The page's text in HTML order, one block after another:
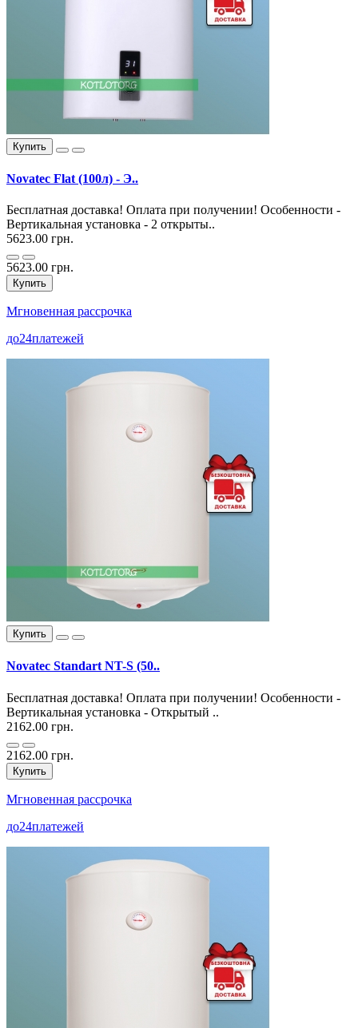
Купить
Novatec Flat (100л) - Э..
Бесплатная доставка! Оплата при получении! Особенности -
Вертикальная установка - 2 открыты..
5623.00 грн.
5623.00 грн.
Купить
Мгновенная рассрочка
до24платежей
Купить
Novatec Standart NT-S (50..
Бесплатная доставка! Оплата при получении! Особенности -
Вертикальная установка - Открытый ..
2162.00 грн.
2162.00 грн.
Купить
Мгновенная рассрочка
до24платежей